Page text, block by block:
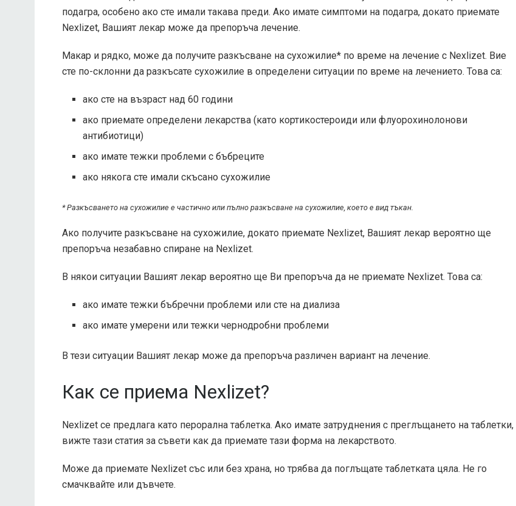
подагра, особено ако сте имали такава преди. Ако имате симптоми на подагра, докато приемате
Nexlizet, Вашият лекар може да препоръча лечение.
Макар и рядко, може да получите разкъсване на сухожилие* по време на лечение с Nexlizet. Вие
сте по-склонни да разкъсате сухожилие в определени ситуации по време на лечението. Това са:
ако сте на възраст над 60 години
ако приемате определени лекарства (като кортикостероиди или флуорохинолонови
антибиотици)
ако имате тежки проблеми с бъбреците
ако някога сте имали скъсано сухожилие
* Разкъсването на сухожилие е частично или пълно разкъсване на сухожилие, което е вид тъкан.
Ако получите разкъсване на сухожилие, докато приемате Nexlizet, Вашият лекар вероятно ще
препоръча незабавно спиране на Nexlizet.
В някои ситуации Вашият лекар вероятно ще Ви препоръча да не приемате Nexlizet. Това са:
ако имате тежки бъбречни проблеми или сте на диализа
ако имате умерени или тежки чернодробни проблеми
В тези ситуации Вашият лекар може да препоръча различен вариант на лечение.
Как се приема Nexlizet?
Nexlizet се предлага като перорална таблетка. Ако имате затруднения с преглъщането на таблетки,
вижте тази статия за съвети как да приемате тази форма на лекарството.
Може да приемате Nexlizet със или без храна, но трябва да поглъщате таблетката цяла. Не го
смачквайте или дъвчете.